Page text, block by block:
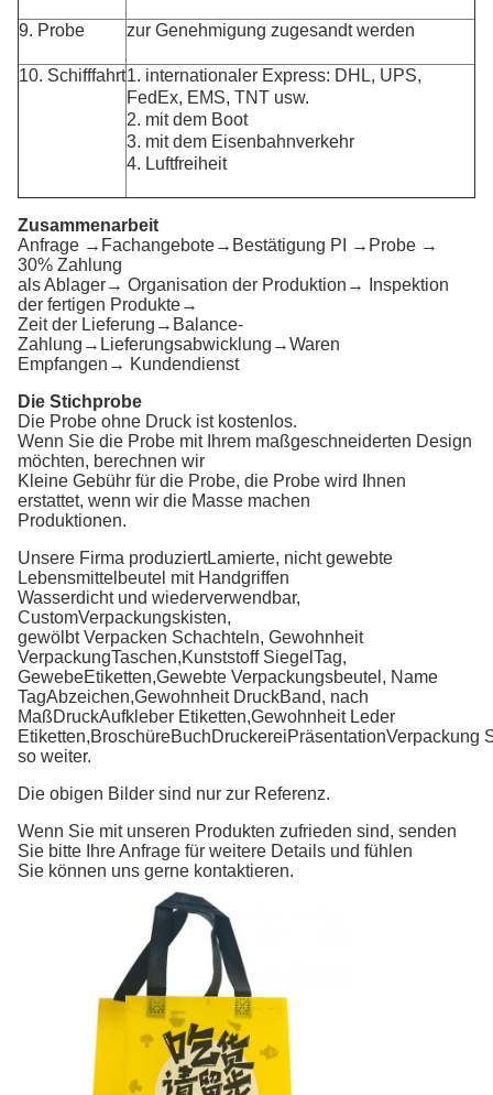
9. Probe zur Genehmigung zugesandt werden
10. Schifffahrt1. internationaler Express: DHL, UPS,
FedEx, EMS, TNT usw.
2. mit dem Boot
3. mit dem Eisenbahnverkehr
4. Luftfreiheit
Zusammenarbeit
Anfrage →Fachangebote→Bestätigung PI →Probe →
30% Zahlung
als Ablager→ Organisation der Produktion→ Inspektion
der fertigen Produkte→
Zeit der Lieferung→Balance-
Zahlung→Lieferungsabwicklung→Waren
Empfangen→ Kundendienst
Die Stichprobe
Die Probe ohne Druck ist kostenlos.
Wenn Sie die Probe mit Ihrem maßgeschneiderten Design
möchten, berechnen wir
Kleine Gebühr für die Probe, die Probe wird Ihnen
erstattet, wenn wir die Masse machen
Produktionen.
Unsere Firma produziertLamierte, nicht gewebte
Lebensmittelbeutel mit Handgriffen
Wasserdicht und wiederverwendbar,
CustomVerpackungskisten,
gewölbt Verpacken Schachteln, Gewohnheit
VerpackungTaschen,Kunststoff Siegel Tag,
GewebeEtiketten,Gewebte Verpackungsbeutel, Name
TagAbzeichen,Gewohnheit DruckBand, nach
MaßDruckAufkleber Etiketten,Gewohnheit Leder
Etiketten,BroschüreBuchDruckereiPräsentationVerpackung
so weiter.
Die obigen Bilder sind nur zur Referenz.
Wenn Sie mit unseren Produkten zufrieden sind, senden
Sie bitte Ihre Anfrage für weitere Details und fühlen
Sie können uns gerne kontaktieren.